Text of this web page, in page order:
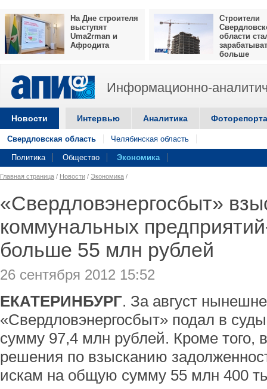
На Дне строителя
выступят
Uma2rman и
Афродита
Строители
области
больше
Информационно-
Новости Интервью Аналитика
Свердловская область Челябинская область
Политика Общество Экономика
Главная страница / Новости / Экономика /
«Свердловэнергосбыт»
коммунальных
больше 55 млн рублей
26 сентября 2012 15:52
ЕКАТЕРИНБУРГ. За август
«Свердловэнергосбыт» подал в
сумму 97,4 млн рублей. Кроме того,
решения по взысканию
искам на общую сумму 55 млн 400